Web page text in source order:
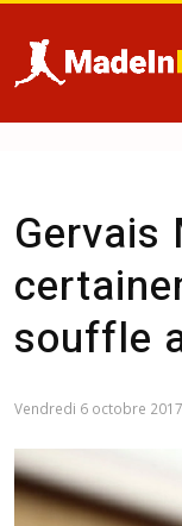
Gervais
souffle
Vendredi 6 octobre